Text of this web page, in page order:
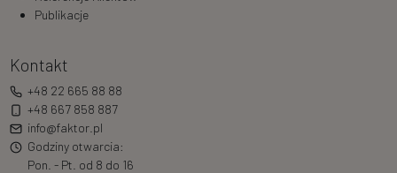
Publikacje
Kontakt
+48 22 665 88 88
+48 667 858 887
info@faktor.pl
Godziny otwarcia:
Pon. - Pt. od 8 do 16